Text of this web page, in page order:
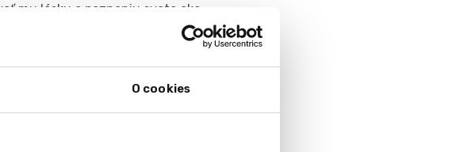
O cookies
mu lásku a poznaniu sveta ako
centrum dizajnu a
že každý môže